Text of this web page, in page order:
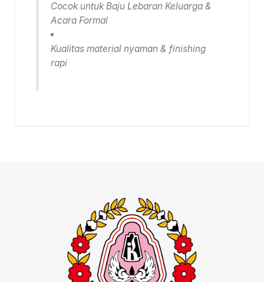
Cocok untuk Baju Lebaran Keluarga &
Acara Formal
Kualitas material nyaman & finishing
rapi